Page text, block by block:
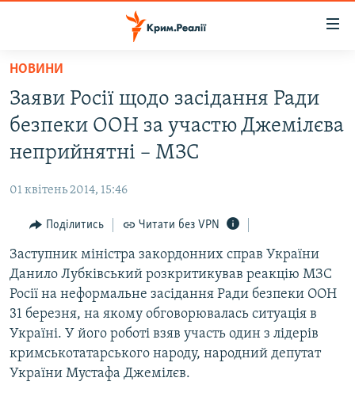
Перейти
основного
матеріалу
до
основної
Перейти
пошуку
ВОДА.КРИМ
ВІДЕО ТА ФОТО
БЛОГИ
ПОГЛЯД
ІНТЕРВ'Ю
ВСЕ ЗА ДЕНЬ
СПЕЦПРОЕКТИ
ДЕПОРТАЦІЯ
ВІДЕОУРОКИ «ELIFBE»
ЯК ОБІЙТИ БЛОКУВАННЯ
Русский
НОВИНИ
Заяви Росії щодо засідання Ради
безпеки ООН за участю Джемілєва
неприйнятні – МЗС
01 квітень 2014, 15:46
Поділитись Читати без VPN
Заступник міністра закордонних справ України
Данило Лубківський розкритикував реакцію МЗС
Росії на неформальне засідання Ради безпеки ООН
31 березня, на якому обговорювалась ситуація в
Україні. У його роботі взяв участь один з лідерів
кримськотатарського народу, народний депутат
України Мустафа Джемілєв.